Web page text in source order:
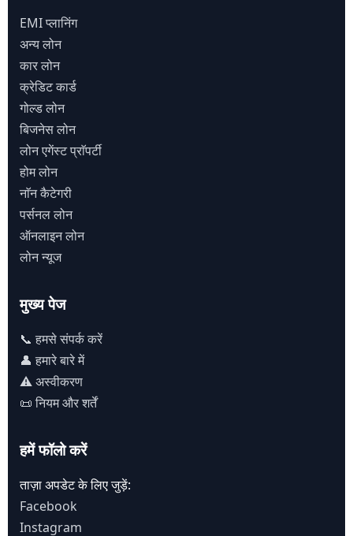
EMI प्लानिंग
अन्य लोन
कार लोन
क्रेडिट कार्ड
गोल्ड लोन
बिजनेस लोन
लोन एगेंस्ट प्राॅपर्टी
होम लोन
नाॅन कैटेगरी
पर्सनल लोन
ऑनलाइन लोन
लोन न्यूज
मुख्य पेज
📞 हमसे संपर्क करें
👤 हमारे बारे में
⚠️ अस्वीकरण
📜 नियम और शर्तें
हमें फॉलो करें
ताज़ा अपडेट के लिए जुड़ें:
Facebook
Instagram